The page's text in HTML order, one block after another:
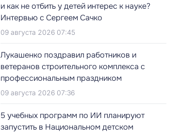
и как не отбить у детей интерес к науке?
Интервью с Сергеем Сачко
09 августа 2026 07:45
Лукашенко поздравил работников и
ветеранов строительного комплекса с
профессиональным праздником
09 августа 2026 07:36
5 учебных программ по ИИ планируют
запустить в Национальном детском